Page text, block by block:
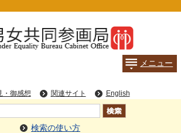
検索の使い方